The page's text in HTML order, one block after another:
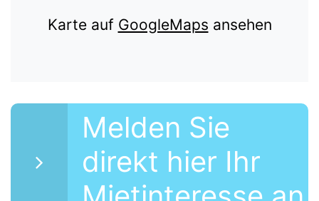
Karte auf GoogleMaps ansehen
Melden Sie
direkt hier Ihr